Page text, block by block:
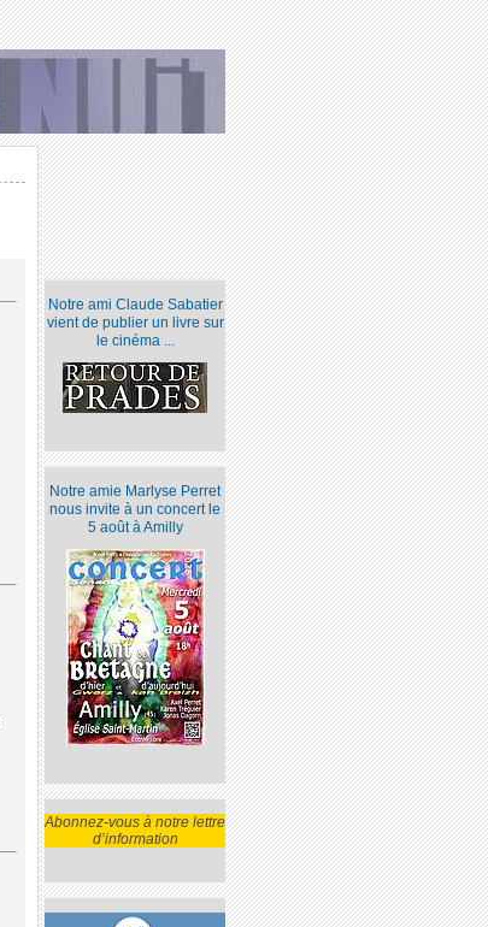
Notre ami Claude Sabatier
vient de publier un livre sur
le cinéma ...
Notre amie Marlyse Perret
nous invite à un concert le
5 août à Amilly
Abonnez-vous à notre lettre
d’information